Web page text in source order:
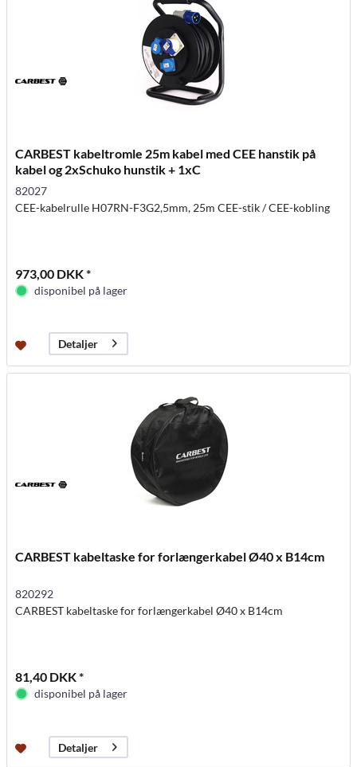
CARBEST kabeltromle 25m kabel med CEE hanstik på
kabel og 2xSchuko hunstik + 1xC
82027
CEE-kabelrulle H07RN-F3G2,5mm, 25m CEE-stik / CEE-kobling
973,00 DKK *
disponibel på lager
Detaljer
CARBEST kabeltaske for forlængerkabel Ø40 x B14cm
820292
CARBEST kabeltaske for forlængerkabel Ø40 x B14cm
81,40 DKK *
disponibel på lager
Detaljer